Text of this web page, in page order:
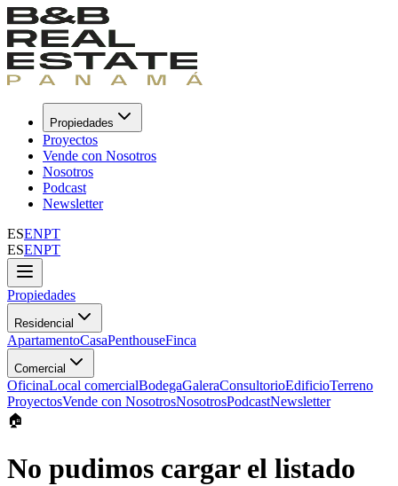
Propiedades
Proyectos
Vende con Nosotros
Nosotros
Podcast
Newsletter
ESENPT
ESENPT
Propiedades
Residencial
ApartamentoCasaPenthouseFinca
Comercial
OficinaLocal comercialBodegaGaleraConsultorioEdificioTerreno
ProyectosVende con NosotrosNosotrosPodcastNewsletter
🏠
No pudimos cargar el listado